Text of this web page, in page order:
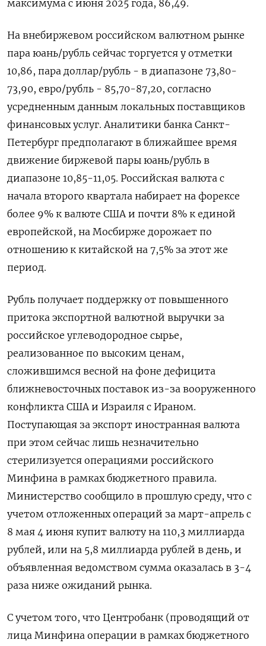
максимума с июня 2025 года, 86,49.
На внебиржевом российском валютном рынке
пара юань/рубль сейчас ​торгуется у отметки
10,86, пара доллар/рубль - в диапазоне 73,80-
73,90, евро/рубль - 85,70-87,20, согласно
усредненным данным локальных поставщиков
финансовых услуг. Аналитики банка Санкт-
Петербург предполагают ‌в ближайшее время
движение биржевой пары юань/рубль в
диапазоне 10,85-11,05. Российская валюта с
начала второго квартала набирает на форексе
более 9% к валюте ​США и почти 8% к единой
европейской, на Мосбирже дорожает по
отношению к китайской на 7,5% за этот же
период.
Рубль получает поддержку ‌от повышенного
притока экспортной валютной выручки за
российское углеводородное сырье,
реализованное по высоким ценам,
сложившимся весной на фоне дефицита
ближневосточных поставок из-за вооруженного
конфликта США и Израиля с Ираном.
Поступающая за экспорт иностранная валюта
при этом сейчас лишь незначительно
стерилизуется операциями российского ​
Минфина в рамках бюджетного правила.
Министерство сообщило в ​прошлую среду, что с
учетом ‌отложенных операций за март-апрель с
8 мая 4 июня купит валюту на 110,3 миллиарда
рублей, или на 5,8 миллиарда рублей в день, ​и
объявленная ведомством сумма оказалась в 3-4
раза ниже ожиданий рынка.
С учетом того, что Центробанк (проводящий от
лица Минфина операции в рамках бюджетного